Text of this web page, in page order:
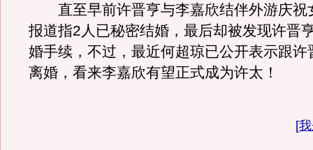
直至早前许晋亨与李嘉欣结伴外游庆祝
报道指2人已秘密结婚，最后却被发现许晋
婚手续，不过，最近何超琼已公开表示跟许
离婚，看来李嘉欣有望正式成为许太！
[